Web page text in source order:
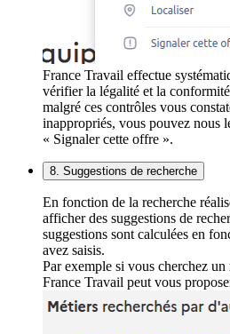
France Travail effectue
vérifier la légalité et la
malgré ces contrôles vous
inappropriés, vous pouvez nous
« Signaler cette offre ».
8. Suggestions de recherche
En fonction de la recherche
afficher des suggestions de
suggestions sont calculées en
avez saisis.
Par exemple si vous cherchez
France Travail peut vous